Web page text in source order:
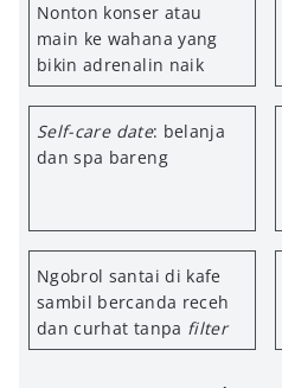
Nonton konser atau
main ke wahana yang
bikin adrenalin naik
Self-care date: belanja
dan spa bareng
Ngobrol santai di kafe
sambil bercanda receh
dan curhat tanpa filter